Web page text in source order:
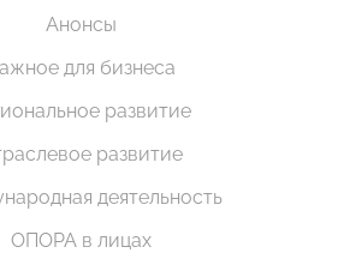
Анонсы
для бизнеса
развитие
развитие
деятельность
ОПОРА в лицах